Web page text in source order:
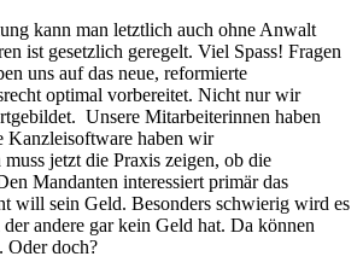
kann man letztlich auch ohne Anwalt
ist gesetzlich geregelt. Viel Spass! Fragen
uns auf das neue, reformierte
optimal vorbereitet. Nicht nur wir
Unsere Mitarbeiterinnen haben
Kanzleisoftware haben wir
muss jetzt die Praxis zeigen, ob die
Mandanten interessiert primär das
will sein Geld. Besonders schwierig wird es
andere gar kein Geld hat. Da können
Oder doch?